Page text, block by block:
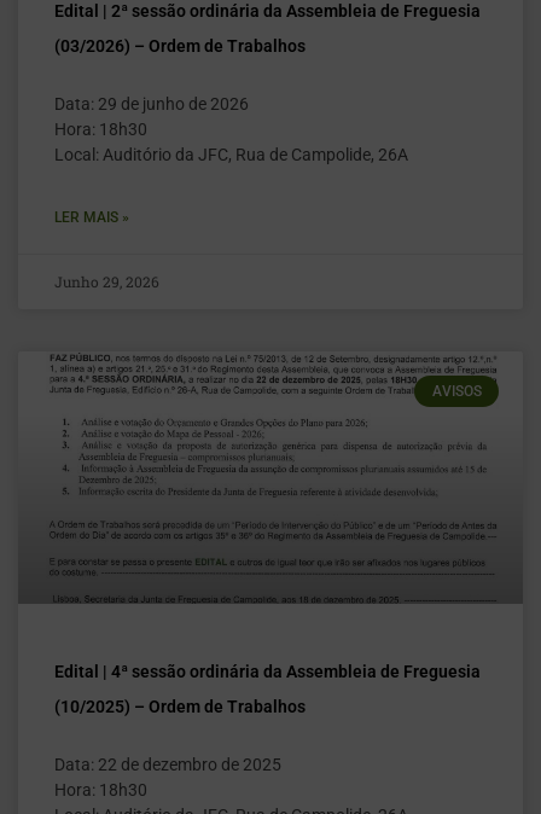
Edital | 2ª sessão ordinária da Assembleia de Freguesia
(03/2026) – Ordem de Trabalhos
Data: 29 de junho de 2026
Hora: 18h30
Local: Auditório da JFC, Rua de Campolide, 26A
LER MAIS »
Junho 29, 2026
AVISOS
Edital | 4ª sessão ordinária da Assembleia de Freguesia
(10/2025) – Ordem de Trabalhos
Data: 22 de dezembro de 2025
Hora: 18h30